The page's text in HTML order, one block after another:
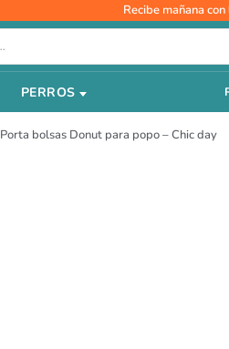
Recibe mañana con
PERROS
Porta bolsas Donut para popo – Chic day